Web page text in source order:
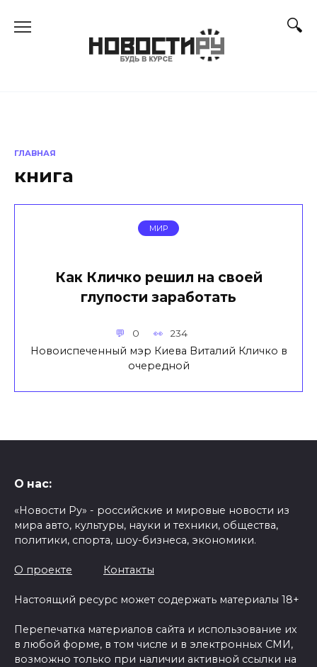
ГЛАВНАЯ
книга
МИР
Как Кличко решил на своей
глупости заработать
0 234
Новоиспеченный мэр Киева Виталий Кличко в
очередной
О нас:
«Новости Ру» - российские и мировые новости из
мира авто, культуры, науки и техники, общества,
политики, спорта, шоу-бизнеса, экономики.
О проекте Контакты
Настоящий ресурс может содержать материалы 18+
Перепечатка материалов сайта и использование их
в любой форме, в том числе и в электронных СМИ,
возможно только при наличии активной ссылки на